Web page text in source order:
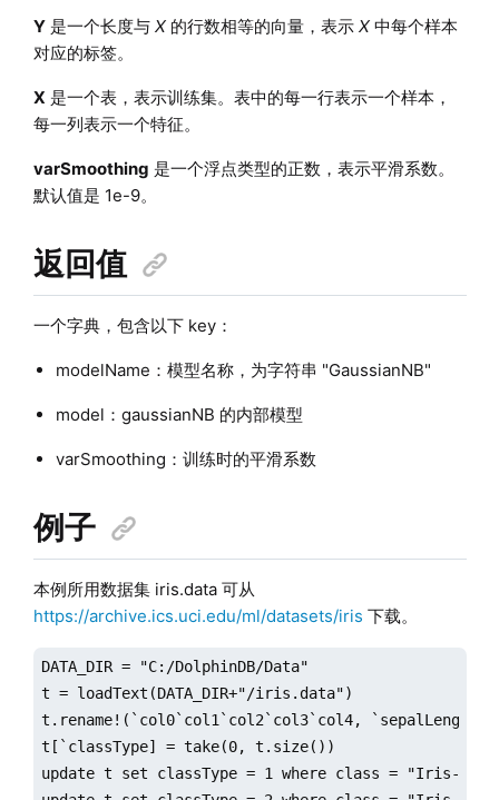
Y是一个长度与 X的行数相等的向量，表示 X中每个样本
对应的标签。
X 是一个表，表示训练集。表中的每一行表示一个样本，
每一列表示一个特征。
varSmoothing 是一个浮点类型的正数，表示平滑系数。
默认值是 1e-9。
返回值
一个字典，包含以下 key：
modelName：模型名称，为字符串 "GaussianNB"
model：gaussianNB 的内部模型
varSmoothing：训练时的平滑系数
例子
本例所用数据集 iris.data 可从
https://archive.ics.uci.edu/ml/datasets/iris 下载。
DATA_DIR = "C:/DolphinDB/Data"
t = loadText(DATA_DIR+"/iris.data")
t.rename!(`col0`col1`col2`col3`col4,
t[`classType] = take(0, t.size())
update t set classType = 1 where class = "Iris-